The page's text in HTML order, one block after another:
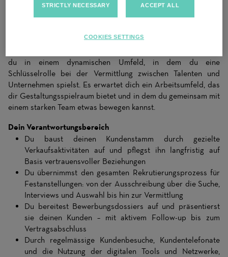
für Feststellen. Aktuell rekrutieren wir für die
StandorteZürich, Aargau, Bern, Basel und Zug.
Als Teil der Adecco Gruppe – einem der führenden
du in einem dynamischen Umfeld, in dem du eine
Schlüsselrolle bei der Vermittlung zwischen Talenten und
Unternehmen spielst. Es erwartet dich ein Arbeitsumfeld, das
dir Gestaltungsspielraum bietet und in dem du gemeinsam mit
einem starken Team etwas bewegen kannst.
Dein Verantwortungsbereich
Du baust deinen Kundenstamm durch gezielte
Verkaufsaktivitäten auf und pflegst ihn langfristig auf
Basis vertrauensvoller Beziehungen
Du übernimmst den gesamten Rekrutierungsprozess für
Festanstellungen: von der Ausschreibung über die Suche,
Interviews und Auswahl bis hin zur Vermittlung
Du bereitest Bewerbungsdossiers auf und präsentierst
sie deinen Kunden – mit aktivem Follow-up bis zum
Vertragsabschluss
Durch regelmässige Kundenbesuche, Kundentelefonate
und die Nutzung der digitalen Tools und Netzwerke,
STRICTLY NECESSARY ACCEPT ALL
COOKIES SETTINGS